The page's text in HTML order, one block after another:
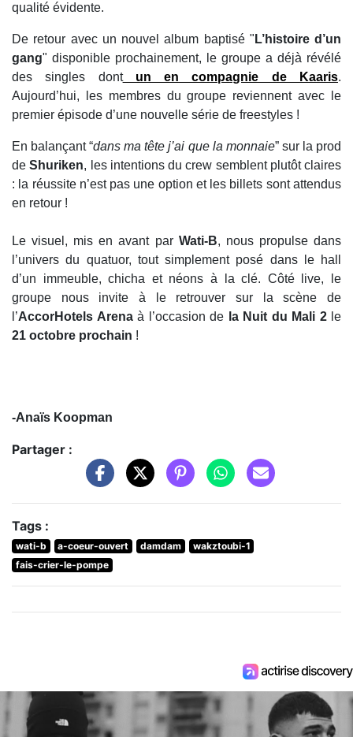
qualité évidente.
De retour avec un nouvel album baptisé " L’histoire d’un
gang" disponible prochainement, le groupe a déjà révélé
des singles dontun en compagnie de Kaaris.
Aujourd’hui, les membres du groupe reviennent avec le
premier épisode d’une nouvelle série de freestyles !
En balançant “dans ma tête j’ai que la monnaie” sur la prod
deShuriken, les intentions du crew semblent plutôt claires
: la réussite n’est pas une option et les billets sont attendus
en retour !
Le visuel, mis en avant par Wati-B, nous propulse dans
l’univers du quatuor, tout simplement posé dans le hall
d’un immeuble, chicha et néons à la clé. Côté live, le
groupe nous invite à le retrouver sur la scène de
l’AccorHotels Arenaà l’occasion de la Nuit du Mali 2 le
21 octobre prochain !
-Anaïs Koopman
Partager :
Tags :
wati-b a-coeur-ouvert damdam
wakztoubi-1
fais-crier-le-pompe